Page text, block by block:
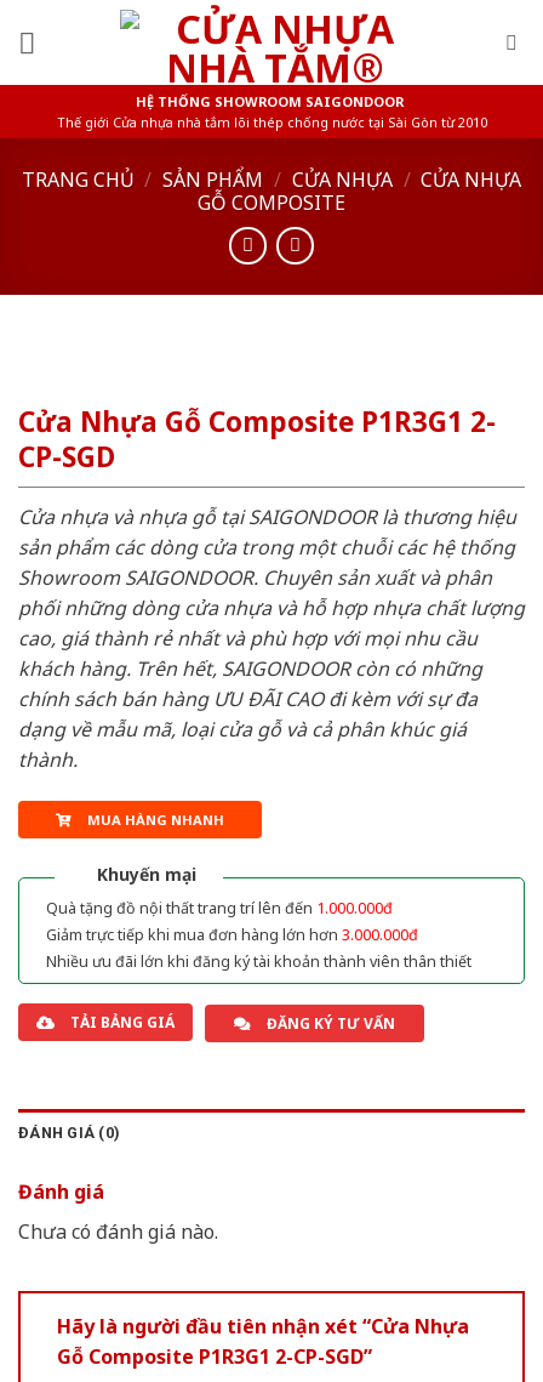
HỆ THỐNG SHOWROOM SAIGONDOOR
Thế giới Cửa nhựa nhà tắm lõi thép chống nước tại Sài Gòn từ 2010
TRANG CHỦ / SẢN PHẨM / CỬA NHỰA / CỬA NHỰA
GỖ COMPOSITE
Cửa Nhựa Gỗ Composite P1R3G1 2-
CP-SGD
Cửa nhựa và nhựa gỗ tại SAIGONDOOR là thương hiệu
sản phẩm các dòng cửa trong một chuỗi các hệ thống
Showroom SAIGONDOOR. Chuyên sản xuất và phân
phối những dòng cửa nhựa và hỗ hợp nhựa chất lượng
cao, giá thành rẻ nhất và phù hợp với mọi nhu cầu
khách hàng. Trên hết, SAIGONDOOR còn có những
chính sách bán hàng ƯU ĐÃI CAO đi kèm với sự đa
dạng về mẫu mã, loại cửa gỗ và cả phân khúc giá
thành.
MUA HÀNG NHANH
Khuyến mại
Quà tặng đồ nội thất trang trí lên đến 1.000.000đ
Giảm trực tiếp khi mua đơn hàng lớn hơn 3.000.000đ
Nhiều ưu đãi lớn khi đăng ký tài khoản thành viên thân thiết
TẢI BẢNG GIÁ ĐĂNG KÝ TƯ VẤN
ĐÁNH GIÁ (0)
Đánh giá
Chưa có đánh giá nào.
Hãy là người đầu tiên nhận xét “Cửa Nhựa
Gỗ Composite P1R3G1 2-CP-SGD”